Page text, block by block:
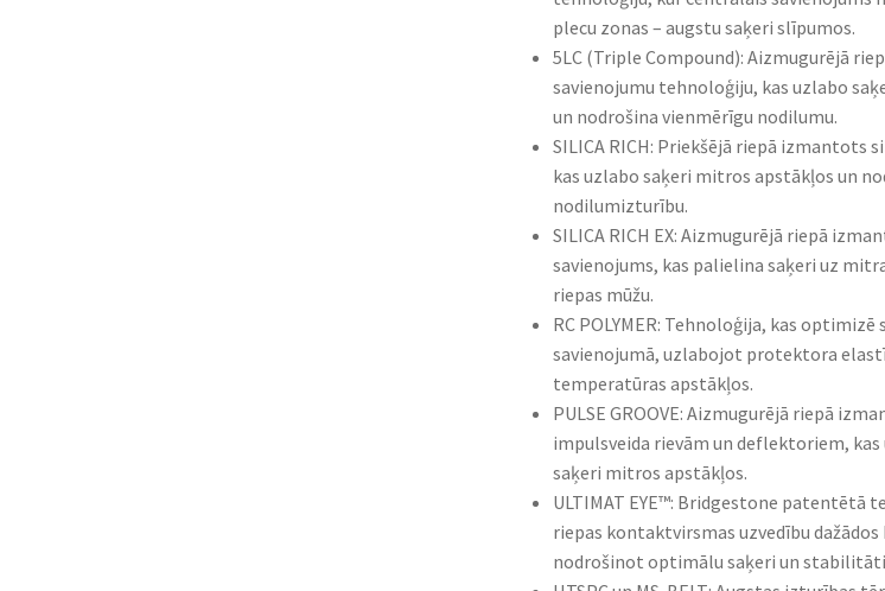
plecu zonas – augstu saķeri slīpumos.​
5LC (Triple Compound): Aizmugurējā
savienojumu tehnoloģiju, kas uzlabo
un nodrošina vienmērīgu nodilumu.​
SILICA RICH: Priekšējā riepā izmantots
kas uzlabo saķeri mitros apstākļos un
nodilumizturību.​
SILICA RICH EX: Aizmugurējā riepā
savienojums, kas palielina saķeri uz
riepas mūžu.​
RC POLYMER: Tehnoloģija, kas
savienojumā, uzlabojot protektora
temperatūras apstākļos.​
PULSE GROOVE: Aizmugurējā riepā
impulsveida rievām un deflektoriem, kas
saķeri mitros apstākļos.​
ULTIMAT EYE™: Bridgestone patentētā
riepas kontaktvirsmas uzvedību
nodrošinot optimālu saķeri un